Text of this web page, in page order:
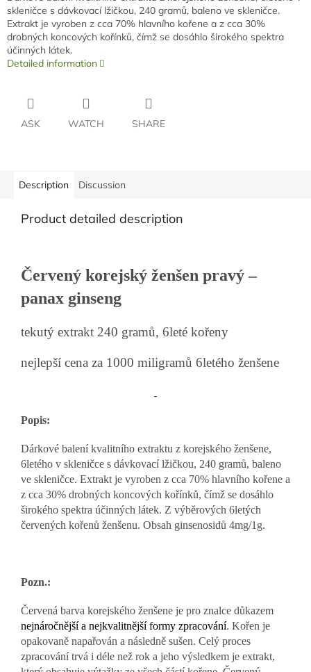
skleničce s dávkovací lžičkou, 240 gramů, baleno ve skleničce.
Extrakt je vyroben z cca 70% hlavního kořene a z cca 30%
drobných koncových kořínků, čímž se dosáhlo širokého spektra
účinných látek.
Detailed information
ASK WATCH SHARE
Description Discussion
Product detailed description
Červený korejský ženšen pravý –
panax ginseng
tekutý extrakt 240 gramů, 6leté kořeny
nejlepší cena za 1000 miligramů 6letého ženšene
Popis:
Dárkové balení kvalitního extraktu z korejského ženšene,
6letého v skleničce s dávkovací lžičkou, 240 gramů, baleno
ve skleničce. Extrakt je vyroben z cca 70% hlavního kořene a
z cca 30% drobných koncových kořínků, čímž se dosáhlo
širokého spektra účinných látek. Z výběrových 6letých
červených kořenů ženšenu. Obsah ginsenosidů 4mg/1g.
Pozn.:
Červená barva korejského ženšene je pro znalce důkazem
nejnáročnější a nejkvalitnější formy zpracování. Kořen je
opakovaně napařován a následně sušen. Celý proces
zpracování trvá i déle než rok a jeho výsledkem je extrakt,